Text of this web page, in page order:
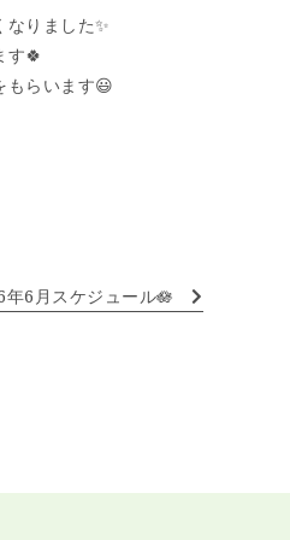
なりました✨
す🍀
もらいます😃
年6月スケジュール🪷